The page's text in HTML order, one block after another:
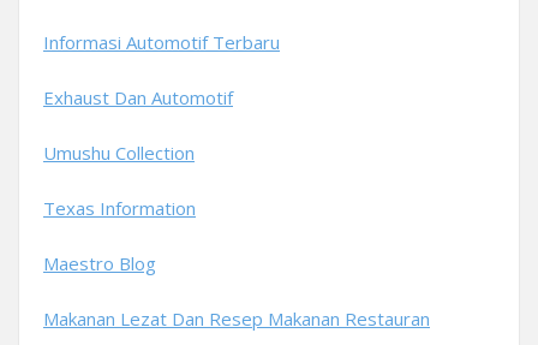
Informasi Automotif Terbaru
Exhaust Dan Automotif
Umushu Collection
Texas Information
Maestro Blog
Makanan Lezat Dan Resep Makanan Restauran